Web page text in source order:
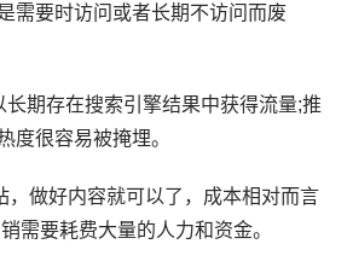
需要时访问或者长期不访问而废
期存在搜索引擎结果中获得流量;推
度很容易被掩埋。
，做好内容就可以了，成本相对而言
需要耗费大量的人力和资金。